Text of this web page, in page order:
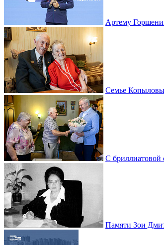
Артему
Семье
С бриллиатовой
Памяти Зои